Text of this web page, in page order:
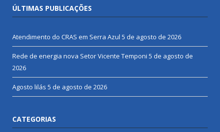
ÚLTIMAS PUBLICAÇÕES
Atendimento do CRAS em Serra Azul 5 de agosto de 2026
Rede de energia nova Setor Vicente Temponi 5 de agosto de
2026
Agosto lilás 5 de agosto de 2026
CATEGORIAS